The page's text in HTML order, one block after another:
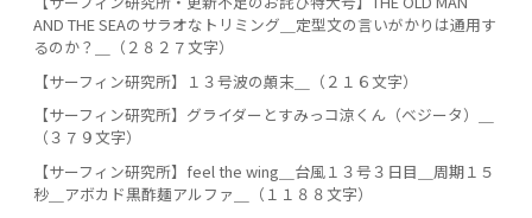
AND THE SEAのサラオなトリミング＿定型文の言いがかりは通用す
るのか？＿（２８２７文字）
【サーフィン研究所】１３号波の顛末＿（２１６文字）
【サーフィン研究所】グライダーとすみっコ涼くん（ベジータ）＿
（３７９文字）
【サーフィン研究所】feel the wing＿台風１３号３日目＿周期１５
秒＿アボカド黒酢麺アルファ＿（１１８８文字）